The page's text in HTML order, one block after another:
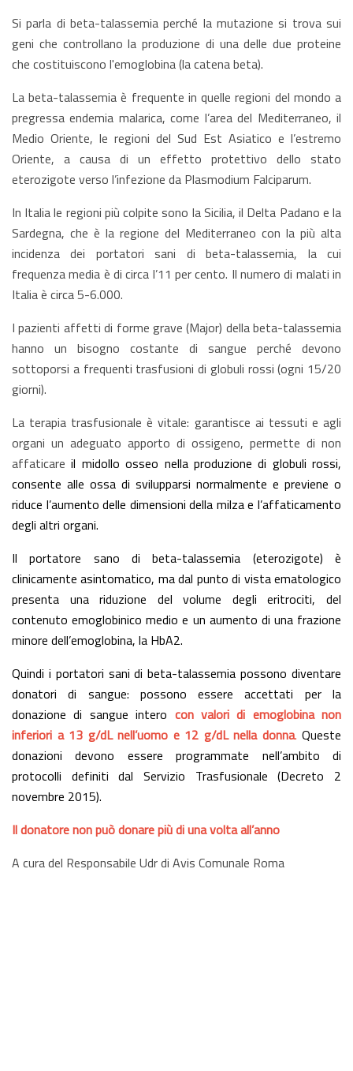
Si parla di beta-talassemia perché la mutazione si trova sui
geni che controllano la produzione di una delle due proteine
che costituiscono l'emoglobina (la catena beta).
La beta-talassemia è frequente in quelle regioni del mondo a
pregressa endemia malarica, come l’area del Mediterraneo, il
Medio Oriente, le regioni del Sud Est Asiatico e l’estremo
Oriente, a causa di un effetto protettivo dello stato
eterozigote verso l’infezione da Plasmodium Falciparum.
In Italia le regioni più colpite sono la Sicilia, il Delta Padano e la
Sardegna, che è la regione del Mediterraneo con la più alta
incidenza dei portatori sani di beta-talassemia, la cui
frequenza media è di circa l’11 per cento. Il numero di malati in
Italia è circa 5-6.000.
I pazienti affetti di forme grave (Major) della beta-talassemia
hanno un bisogno costante di sangue perché devono
sottoporsi a frequenti trasfusioni di globuli rossi (ogni 15/20
giorni).
La terapia trasfusionale è vitale: garantisce ai tessuti e agli
organi un adeguato apporto di ossigeno, permette di non
affaticareil midollo osseo nella produzione di globuli rossi,
consente alle ossa di svilupparsi normalmente e previene o
riduce l’aumento delle dimensioni della milza e l’affaticamento
degli altri organi.
Il portatore sano di beta-talassemia (eterozigote) è
clinicamente asintomatico, ma dal punto di vista ematologico
presenta una riduzione del volume degli eritrociti, del
contenuto emoglobinico medio e un aumento di una frazione
minore dell’emoglobina, la HbA2.
Quindi i portatori sani di beta-talassemia possono diventare
donatori di sangue: possono essere accettati per la
donazione di sangue intero con valori di emoglobina non
inferiori a 13 g/dL nell’uomo e 12 g/dL nella donna. Queste
donazioni devono essere programmate nell’ambito di
protocolli definiti dal Servizio Trasfusionale (Decreto 2
novembre 2015).
Il donatore non può donare più di una volta all’anno
A cura del Responsabile Udr di Avis Comunale Roma